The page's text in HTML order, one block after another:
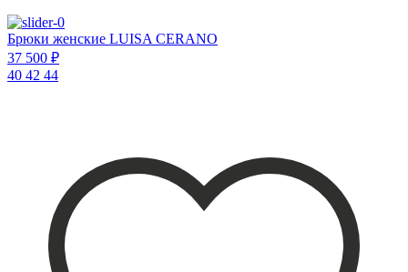
Брюки женские LUISA CERANO
37 500 ₽
40 42 44